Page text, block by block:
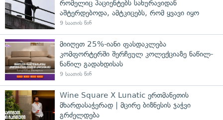
რომელიც პაციენტებს სახურავიდან
აშტერდებოდა, ამტკიცებს, რომ ყვავი იყო
9 საათის წინ
მიიღეთ 25%-იანი ფასდაკლება
კომფორტერში შერჩეულ კოლექციაზე ნაწილ-
ნაწილ გადახდისას
9 საათის წინ
Wine Square X Lunatic ერთმანეთის
მხარდასაჭერად | მცირე ბიზნესის ჯაჭვი
გრძელდება